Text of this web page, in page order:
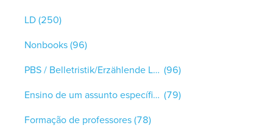
LD(250)
Nonbooks(96)
PBS / Belletristik/Erzählende Literatur (96)
Ensino de um assunto específico (79)
Formação de professores(78)